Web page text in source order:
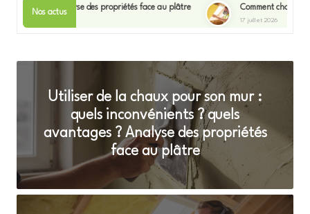
a
p
p
o
st
r
Nos actus
? Analyse des propriétés face au plâtre Comment choisir un
17 juillet 2026
Utiliser de la chaux pour son mur :
quels inconvénients ? quels
avantages ? Analyse des propriétés
face au plâtre